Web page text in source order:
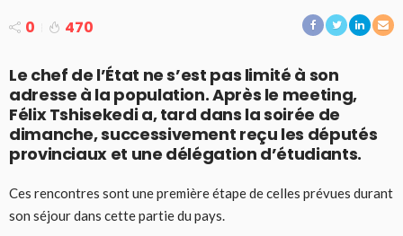
0 470
Le chef de l’État ne s’est pas limité à son
adresse à la population. Après le meeting,
Félix Tshisekedi a, tard dans la soirée de
dimanche, successivement reçu les députés
provinciaux et une délégation d’étudiants.
Ces rencontres sont une première étape de celles prévues durant
son séjour dans cette partie du pays.